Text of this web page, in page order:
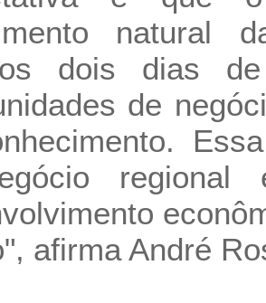
natural
dois dias
de
afirma André